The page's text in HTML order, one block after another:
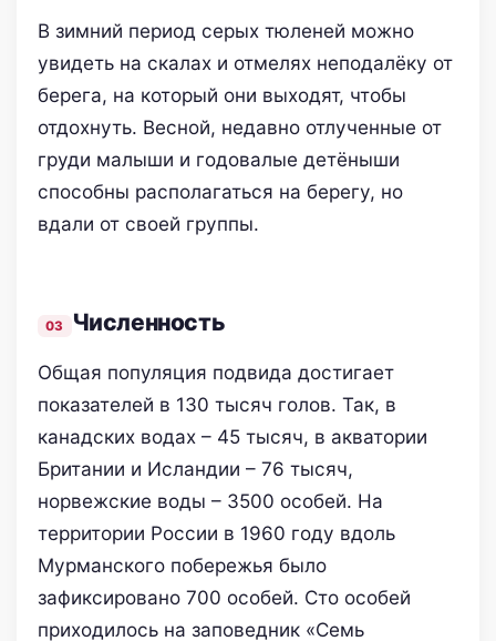
В зимний период серых тюленей можно
увидеть на скалах и отмелях неподалёку от
берега, на который они выходят, чтобы
отдохнуть. Весной, недавно отлученные от
груди малыши и годовалые детёныши
способны располагаться на берегу, но
вдали от своей группы.
Численность
Общая популяция подвида достигает
показателей в 130 тысяч голов. Так, в
канадских водах – 45 тысяч, в акватории
Британии и Исландии – 76 тысяч,
норвежские воды – 3500 особей. На
территории России в 1960 году вдоль
Мурманского побережья было
зафиксировано 700 особей. Сто особей
приходилось на заповедник «Семь